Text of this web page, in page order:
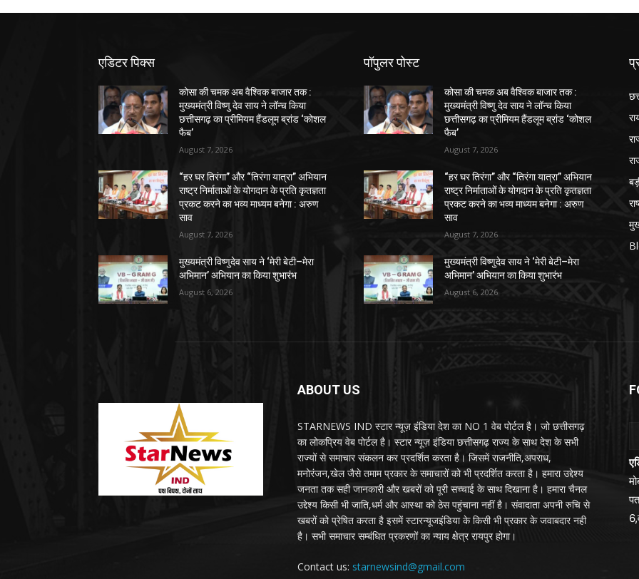
एडिटर पिक्स
कोसा की चमक अब वैश्विक बाजार तक :
मुख्यमंत्री विष्णु देव साय ने लॉन्च किया
छत्तीसगढ़ का प्रीमियम हैंडलूम ब्रांड ‘कोशल
फैब’
August 7, 2026
“हर घर तिरंगा” और “तिरंगा यात्रा” अभियान
राष्ट्र निर्माताओं के योगदान के प्रति कृतज्ञता
प्रकट करने का भव्य माध्यम बनेगा : अरुण
साव
August 7, 2026
मुख्यमंत्री विष्णुदेव साय ने ‘मेरी बेटी–मेरा
अभिमान’ अभियान का किया शुभारंभ
August 6, 2026
पॉपुलर पोस्ट
कोसा की चमक अब वैश्विक बाजार तक :
मुख्यमंत्री विष्णु देव साय ने लॉन्च किया
छत्तीसगढ़ का प्रीमियम हैंडलूम ब्रांड ‘कोशल
फैब’
August 7, 2026
“हर घर तिरंगा” और “तिरंगा यात्रा” अभियान
राष्ट्र निर्माताओं के योगदान के प्रति कृतज्ञता
प्रकट करने का भव्य माध्यम बनेगा : अरुण
साव
August 7, 2026
मुख्यमंत्री विष्णुदेव साय ने ‘मेरी बेटी–मेरा
अभिमान’ अभियान का किया शुभारंभ
August 6, 2026
ABOUT US
STARNEWS IND स्टार न्यूज़ इंडिया देश का NO 1 वेब पोर्टल है। जो छत्तीसगढ़
का लोकप्रिय वेब पोर्टल है। स्टार न्यूज़ इंडिया छत्तीसगढ़ राज्य के साथ देश के सभी
राज्यों से समाचार संकलन कर प्रदर्शित करता है। जिसमें राजनीति,अपराध,
मनोरंजन,खेल जैसे तमाम प्रकार के समाचारों को भी प्रदर्शित करता है। हमारा उद्देश्य
जनता तक सही जानकारी और खबरों को पूरी सच्चाई के साथ दिखाना है। हमारा चैनल
उद्देश्य किसी भी जाति,धर्म और आस्था को ठेस पहुंचाना नहीं है। संवादाता अपनी रुचि से
खबरों को प्रेषित करता है इसमें स्टारन्यूजइंडिया के किसी भी प्रकार के जवाबदार नही
है। सभी समाचार सम्बंधित प्रकरणों का न्याय क्षेत्र रायपुर होगा।
Contact us: starnewsind@gmail.com